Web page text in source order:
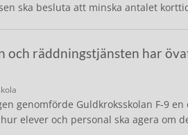
ska besluta att minska antalet
och räddningstjänsten har
genomförde Guldkroksskolan F-9
elever och personal ska agera om